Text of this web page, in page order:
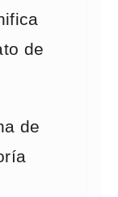
de
de